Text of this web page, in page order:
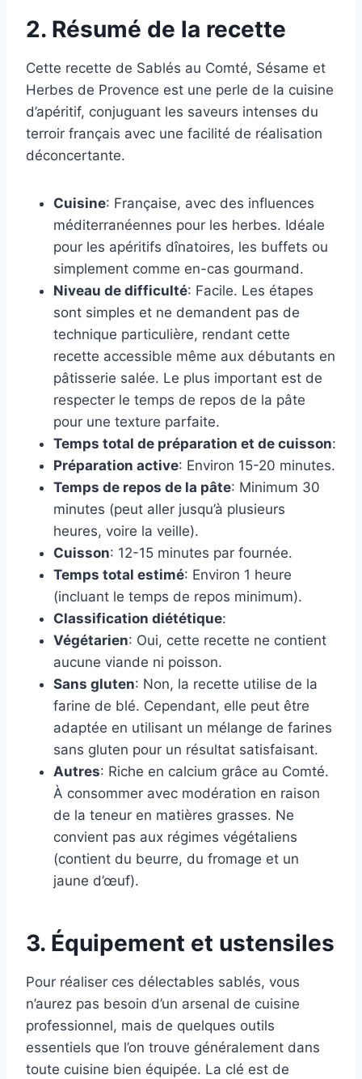
2. Résumé de la recette
Cette recette de Sablés au Comté, Sésame et
Herbes de Provence est une perle de la cuisine
d’apéritif, conjuguant les saveurs intenses du
terroir français avec une facilité de réalisation
déconcertante.
Cuisine: Française, avec des influences
méditerranéennes pour les herbes. Idéale
pour les apéritifs dînatoires, les buffets ou
simplement comme en-cas gourmand.
Niveau de difficulté: Facile. Les étapes
sont simples et ne demandent pas de
technique particulière, rendant cette
recette accessible même aux débutants en
pâtisserie salée. Le plus important est de
respecter le temps de repos de la pâte
pour une texture parfaite.
Temps total de préparation et de cuisson:
Préparation active: Environ 15-20 minutes.
Temps de repos de la pâte: Minimum 30
minutes (peut aller jusqu’à plusieurs
heures, voire la veille).
Cuisson: 12-15 minutes par fournée.
Temps total estimé: Environ 1 heure
(incluant le temps de repos minimum).
Classification diététique:
Végétarien: Oui, cette recette ne contient
aucune viande ni poisson.
Sans gluten: Non, la recette utilise de la
farine de blé. Cependant, elle peut être
adaptée en utilisant un mélange de farines
sans gluten pour un résultat satisfaisant.
Autres: Riche en calcium grâce au Comté.
À consommer avec modération en raison
de la teneur en matières grasses. Ne
convient pas aux régimes végétaliens
(contient du beurre, du fromage et un
jaune d’œuf).
3. Équipement et ustensiles
Pour réaliser ces délectables sablés, vous
n’aurez pas besoin d’un arsenal de cuisine
professionnel, mais de quelques outils
essentiels que l’on trouve généralement dans
toute cuisine bien équipée. La clé est de